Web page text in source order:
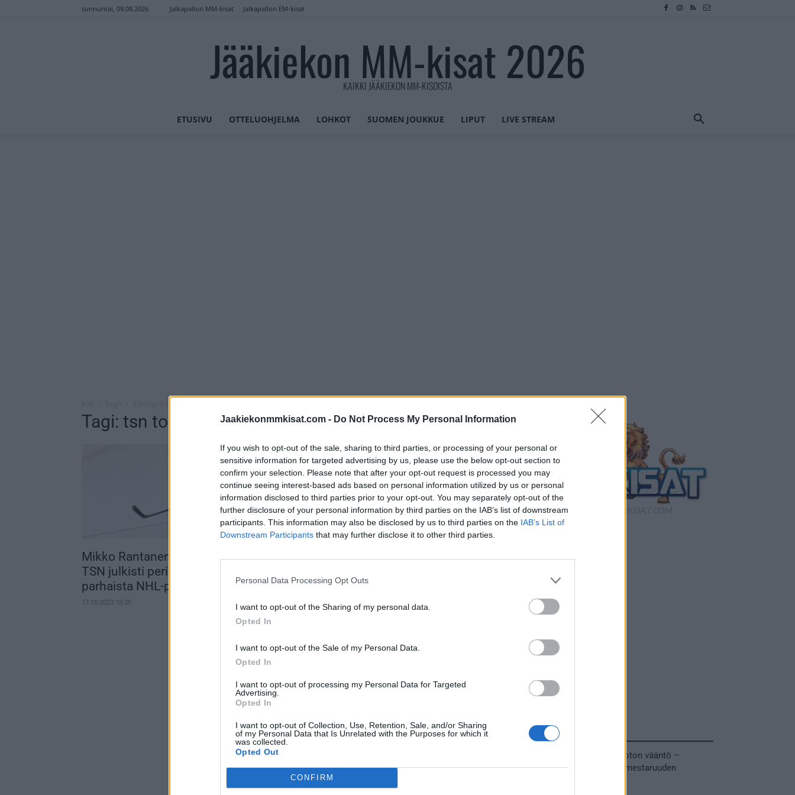
Jaakiekonmmkisat.com - Do Not Process My Personal Information
If you wish to opt-out of the sale, sharing to third parties, or processing of your personal or
sensitive information for targeted advertising by us, please use the below opt-out section to
confirm your selection. Please note that after your opt-out request is processed you may
continue seeing interest-based ads based on personal information utilized by us or personal
information disclosed to third parties prior to your opt-out. You may separately opt-out of the
further disclosure of your personal information by third parties on the IAB’s list of downstream
participants. This information may also be disclosed by us to third parties on the IAB’s List of
Downstream Participants that may further disclose it to other third parties.
Personal Data Processing Opt Outs
I want to opt-out of the Sharing of my personal data.
Opted In
I want to opt-out of the Sale of my Personal Data.
Opted In
I want to opt-out of processing my Personal Data for Targeted
Advertising.
Opted In
I want to opt-out of Collection, Use, Retention, Sale, and/or Sharing
of my Personal Data that Is Unrelated with the Purposes for which it
was collected.
Opted Out
CONFIRM
sunnuntai, 09.08.2026 Jalkapallon MM-kisat Jalkapallon EM-kisat
Jääkiekon MM-kisat 2026
KAIKKI JÄÄKIEKON MM-KISOISTA
ETUSIVU OTTELUOHJELMA LOHKOT SUOMEN JOUKKUE LIPUT LIVE STREAM
Tagi: tsn top-50
Mikko Rantanen TOP-10:ssä! –
TSN julkisti perinteisen arvionsa
parhaista NHL-pelureista
17.10.2023 18:25
Tuoreimmat uutiset
MM-kullasta käytiin armoton vääntö –
Leijonat voitti maailmanmestaruuden